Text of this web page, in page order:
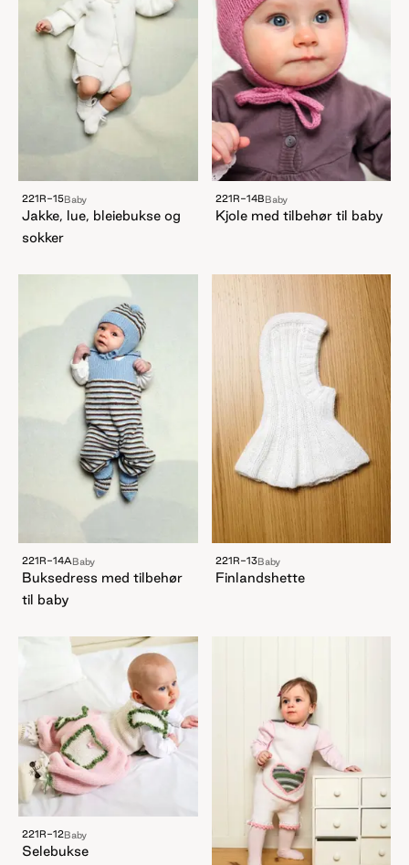
221R-15Baby
Jakke, lue, bleiebukse og
sokker
221R-14BBaby
Kjole med tilbehør til baby
221R-14ABaby
Buksedress med tilbehør
til baby
221R-13Baby
Finlandshette
221R-12Baby
Selebukse